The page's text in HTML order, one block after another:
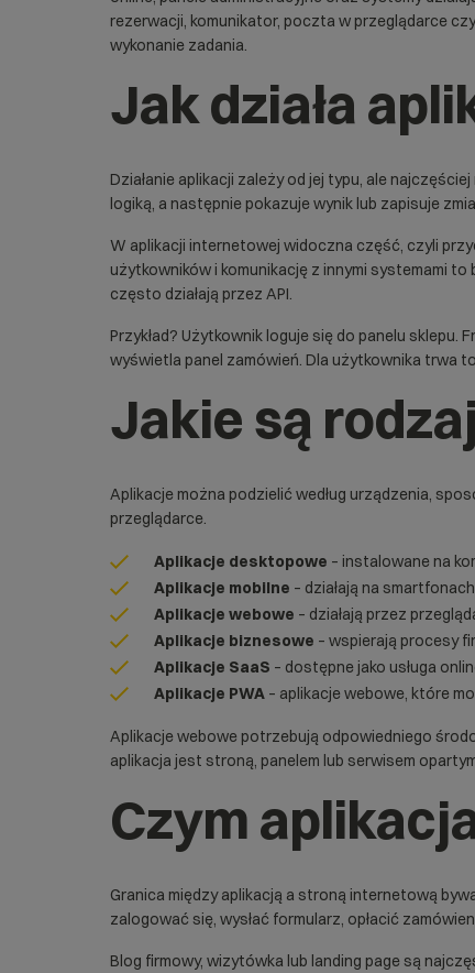
rezerwacji, komunikator, poczta w przeglądarce
wykonanie zadania.
Jak działa
Działanie aplikacji zależy od jej typu, ale
logiką, a następnie pokazuje wynik lub zapisuje
W aplikacji internetowej widoczna część, czyli
użytkowników i komunikację z innymi systemami to
często działają przez API.
Przykład? Użytkownik loguje się do panelu
wyświetla panel zamówień. Dla użytkownika trwa
Jakie są
Aplikacje można podzielić według urządzenia,
przeglądarce.
Aplikacje desktopowe – instalowane na
Aplikacje mobilne – działają na
Aplikacje webowe – działają przez
Aplikacje biznesowe – wspierają procesy
Aplikacje SaaS – dostępne jako usługa
Aplikacje PWA – aplikacje webowe, które
Aplikacje webowe potrzebują odpowiedniego
aplikacja jest stroną, panelem lub serwisem
Czym
Granica między aplikacją a stroną internetową
zalogować się, wysłać formularz, opłacić
Blog firmowy, wizytówka lub landing page są